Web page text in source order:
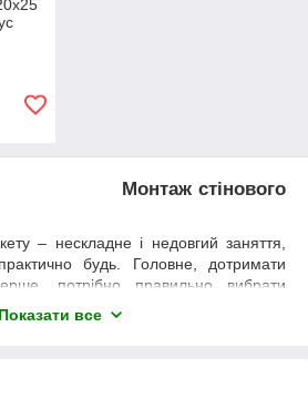
стінового
– нескладне і недовгий заняття,
будь. Головне, дотримати
потрібно правильно вибрати
вашим задумами за кольором і
діб
Показати все